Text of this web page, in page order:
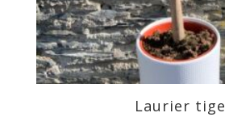
Laurier tige